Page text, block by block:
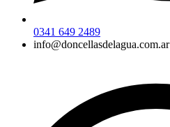
0341 649 2489
info@doncellasdelagua.com.ar